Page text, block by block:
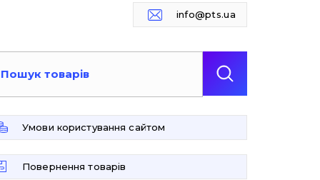
info@pts.ua
Умови користування сайтом
Повернення товарів